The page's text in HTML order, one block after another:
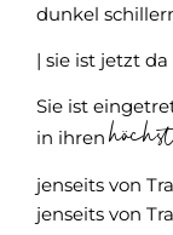
dunkel
| sie ist jetzt da
Sie ist
in ihren
jenseits von
jenseits von